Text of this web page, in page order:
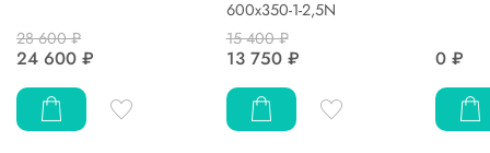
28 600 ₽
24 600 ₽
600х350-1-2,5N
15 400 ₽
13 750 ₽ 0 ₽